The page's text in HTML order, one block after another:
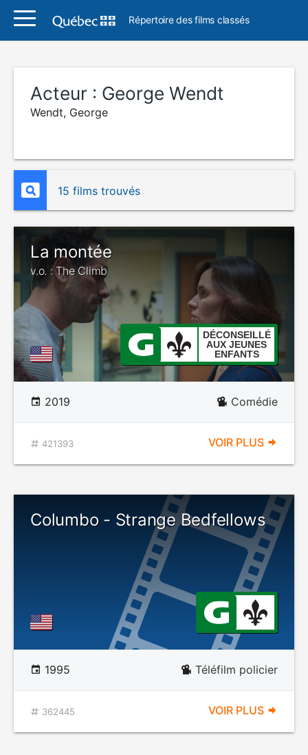
Répertoire des films classés
Acteur : George Wendt
Wendt, George
15 films trouvés
La montée
v.o. : The Climb
DÉCONSEILLÉ
AUX JEUNES
ENFANTS
2019 Comédie
421393 VOIR PLUS
Columbo - Strange Bedfellows
1995 Téléfilm policier
362445 VOIR PLUS